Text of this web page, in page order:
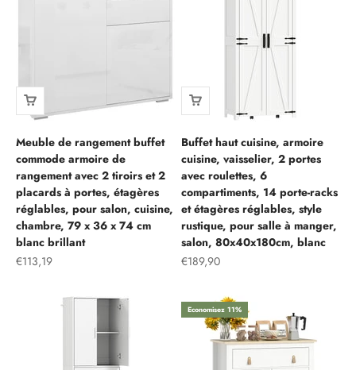
Meuble de rangement buffet
commode armoire de
rangement avec 2 tiroirs et 2
placards à portes, étagères
réglables, pour salon, cuisine,
chambre, 79 x 36 x 74 cm
blanc brillant
Prix de vente
€113,19
Buffet haut cuisine, armoire
cuisine, vaisselier, 2 portes
avec roulettes, 6
compartiments, 14 porte-racks
et étagères réglables, style
rustique, pour salle à manger,
salon, 80x40x180cm, blanc
Prix de vente
€189,90
Economisez 11%